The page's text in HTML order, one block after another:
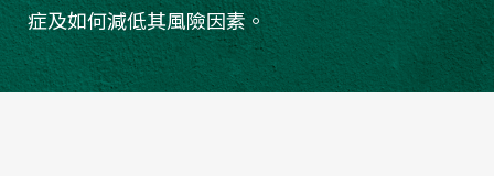
症及如何減低其風險因素。